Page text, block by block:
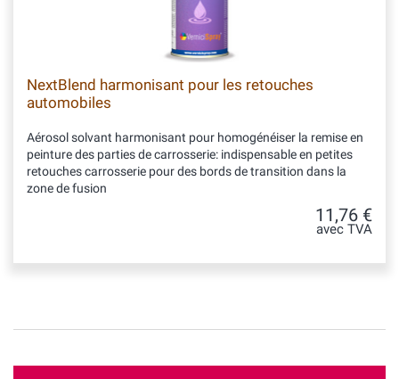
NextBlend harmonisant pour les retouches
automobiles
Aérosol solvant harmonisant pour homogénéiser la remise en
peinture des parties de carrosserie: indispensable en petites
retouches carrosserie pour des bords de transition dans la
zone de fusion
11,76 €
avec TVA